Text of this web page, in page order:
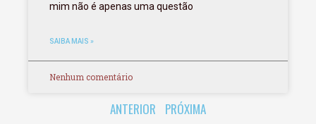
mim não é apenas uma questão
SAIBA MAIS »
Nenhum comentário
ANTERIOR PRÓXIMA